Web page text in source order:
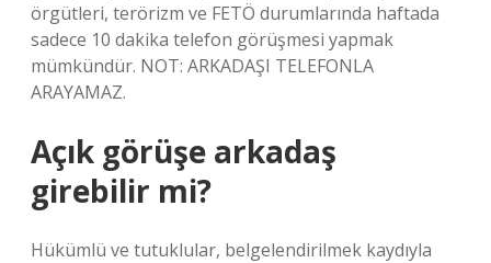
örgütleri, terörizm ve FETÖ durumlarında haftada
sadece 10 dakika telefon görüşmesi yapmak
mümkündür. NOT: ARKADAŞI TELEFONLA
ARAYAMAZ.
Açık görüşe arkadaş
girebilir mi?
Hükümlü ve tutuklular, belgelendirilmek kaydıyla